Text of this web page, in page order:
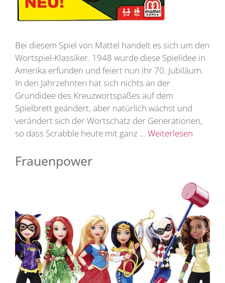
Bei diesem Spiel von Mattel handelt es sich um den
Wortspiel-Klassiker. 1948 wurde diese Spielidee in
Amerika erfunden und feiert nun ihr 70. Jubiläum.
In den Jahrzehnten hat sich nichts an der
Grundidee des Kreuzwortspaßes auf dem
Spielbrett geändert, aber natürlich wächst und
verändert sich der Wortschatz der Generationen,
so dass Scrabble heute mit ganz … Weiterlesen
Frauenpower